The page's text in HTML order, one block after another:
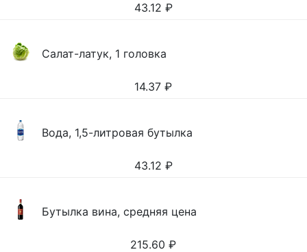
43.12 ₽
Салат-латук, 1 головка
14.37 ₽
Вода, 1,5-литровая бутылка
43.12 ₽
Бутылка вина, средняя цена
215.60 ₽